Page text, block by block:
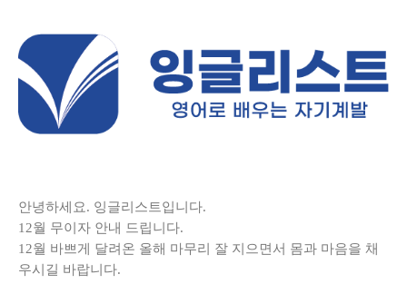
안녕하세요. 잉글리스트입니다.
12월 무이자 안내 드립니다.
12월 바쁘게 달려온 올해 마무리 잘 지으면서 몸과 마음을 채
우시길 바랍니다.